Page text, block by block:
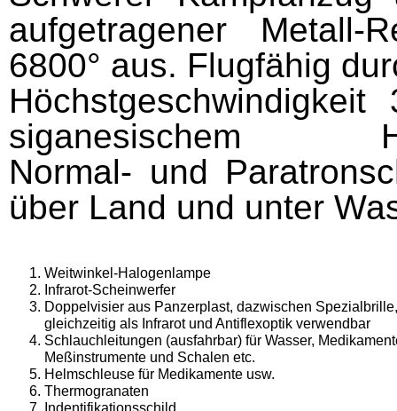
aufgetragener
6800° aus. Flugfähig
siganesischem
Normal- und
über Land und unter
Weitwinkel-Halogenlampe
Infrarot-Scheinwerfer
Doppelvisier aus Panzerplast, dazwischen
gleichzeitig als Infrarot und Antiflexoptik verwendbar
Schlauchleitungen (ausfahrbar) für Wasser,
Meßinstrumente und Schalen etc.
Helmschleuse für Medikamente usw.
Thermogranaten
Indentifikationsschild